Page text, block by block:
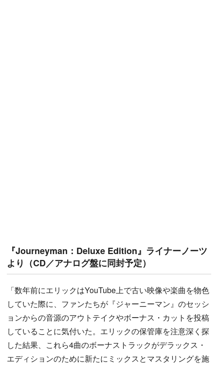
『Journeyman：Deluxe Edition』ライナーノーツ
より（CD／アナログ盤に同封予定）
「数年前にエリックはYouTube上で古い映像や楽曲を物色
していた際に、ファンたちが『ジャーニーマン』のセッシ
ョンからの音源のアウトテイクやボーナス・カットを投稿
していることに気付いた。エリックの保管庫を注意深く探
した結果、これら4曲のボーナストラックがデラックス・
エディションのために新たにミックスとマスタリングを施